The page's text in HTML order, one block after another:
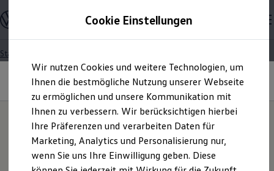
Hauptinhalt
springen
Footer
springen
Modelle und Konfigurator
Konfigurator
Modelle vergleichen
Elektroautos
ENERGY Sondermodelle
Nutzfahrzeuge
SUV und CUV
Familienautos
Kombis
Kompaktwagen
Sportwagen
Schnell verfügbare Fahrzeuge
Startseite
Datenschutzerklärung
„Datenverarbeitung im
Länder außerhalb der EU | None-EU
countries
Canada/Canada
Cookie Einstellungen
Wir nutzen Cookies und weitere Technologien, um
Ihnen die bestmögliche Nutzung unserer Webseite
zu ermöglichen und unsere Kommunikation mit
Ihnen zu verbessern. Wir berücksichtigen hierbei
Ihre Präferenzen und verarbeiten Daten für
Marketing, Analytics und Personalisierung nur,
wenn Sie uns Ihre Einwilligung geben. Diese